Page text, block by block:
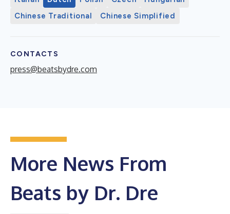
Chinese Traditional
Chinese Simplified
CONTACTS
press@beatsbydre.com
More News From
Beats by Dr. Dre